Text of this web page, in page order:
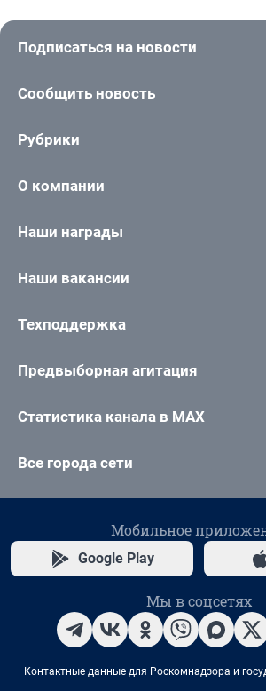
Подписаться на новости
Сообщить новость
Рубрики
О компании
Наши награды
Наши вакансии
Техподдержка
Предвыборная агитация
Статистика канала в MAX
Все города сети
Мобильное
Google Play
Мы в соцсетях
Контактные данные для Роскомнадзора и